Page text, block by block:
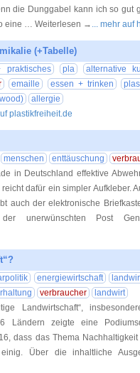
die Dunggabel kann ich so gut
eine … Weiterlesen → ... mehr auf
(+Tabelle)
praktisches pla
alternative
emaille essen + trinken
allergie
plastikfreiheit.de
menschen enttäuschung
in Deutschland effektive
dafür ein simpler Aufkleber.
auch der elektronische
unerwünschten Post
energiewirtschaft
verbraucher
landwirt
Landwirtschaft“,
Ländern zeigte eine
dass das Thema
Über die inhaltliche